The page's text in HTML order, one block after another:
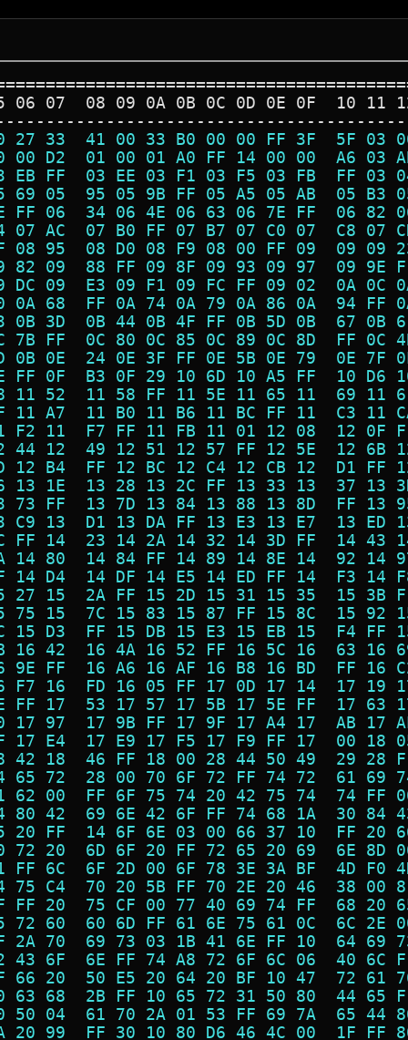
06 07  08 09 0A 0B 0C 0D 0E 0F  10 11
27 33  41 00 33 B0 00 00 FF 3F  5F
00 D2  01 00 01 A0 FF 14 00 00  A6
EB FF  03 EE 03 F1 03 F5 03 FB  FF
69 05  95 05 9B FF 05 A5 05 AB  05
FF 06  34 06 4E 06 63 06 7E FF  06
07 AC  07 B0 FF 07 B7 07 C0 07  C8
08 95  08 D0 08 F9 08 00 FF 09  09
82 09  88 FF 09 8F 09 93 09 97  09
DC 09  E3 09 F1 09 FC FF 09 02  0A
0A 68  FF 0A 74 0A 79 0A 86 0A  94
0B 3D  0B 44 0B 4F FF 0B 5D 0B  67
7B FF  0C 80 0C 85 0C 89 0C 8D  FF
0B 0E  24 0E 3F FF 0E 5B 0E 79  0E
FF 0F  B3 0F 29 10 6D 10 A5 FF  10
11 52  11 58 FF 11 5E 11 65 11  69
11 A7  11 B0 11 B6 11 BC FF 11  C3
F2 11  F7 FF 11 FB 11 01 12 08  12
44 12  49 12 51 12 57 FF 12 5E  12
12 B4  FF 12 BC 12 C4 12 CB 12  D1
13 1E  13 28 13 2C FF 13 33 13  37
73 FF  13 7D 13 84 13 88 13 8D  FF
C9 13  D1 13 DA FF 13 E3 13 E7  13
FF 14  23 14 2A 14 32 14 3D FF  14
14 80  14 84 FF 14 89 14 8E 14  92
14 D4  14 DF 14 E5 14 ED FF 14  F3
27 15  2A FF 15 2D 15 31 15 35  15
75 15  7C 15 83 15 87 FF 15 8C  15
15 D3  FF 15 DB 15 E3 15 EB 15  F4
16 42  16 4A 16 52 FF 16 5C 16  63
9E FF  16 A6 16 AF 16 B8 16 BD  FF
F7 16  FD 16 05 FF 17 0D 17 14  17
FF 17  53 17 57 17 5B 17 5E FF  17
17 97  17 9B FF 17 9F 17 A4 17  AB
17 E4  17 E9 17 F5 17 F9 FF 17  00
42 18  46 FF 18 00 28 44 50 49  29
65 72  28 00 70 6F 72 FF 74 72  61
62 00  FF 6F 75 74 20 42 75 74  74
80 42  69 6E 42 6F FF 74 68 1A  30
20 FF  14 6F 6E 03 00 66 37 10  FF
72 20  6D 6F 20 FF 72 65 20 69  6E
FF 6C  6F 2D 00 6F 78 3E 3A BF  4D
75 C4  70 20 5B FF 70 2E 20 46  38
FF 20  75 CF 00 77 40 69 74 FF  68
72 60  60 6D FF 61 6E 75 61 0C  6C
2A 70  69 73 03 1B 41 6E FF 10  64
43 6F  6E FF 74 A8 72 6F 6C 06  40
66 20  50 E5 20 64 20 BF 10 47  72
63 68  2B FF 10 65 72 31 50 80  44
50 04  61 70 2A 01 53 FF 69 7A  65
20 99  FF 30 10 80 D6 46 4C 00  1F